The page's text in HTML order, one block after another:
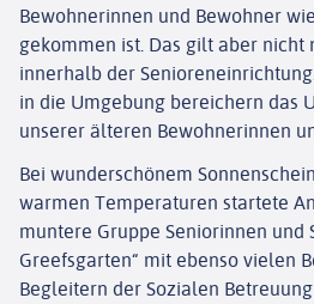
Bewohnerinnen und Bewohner
gekommen ist. Das gilt aber nicht
innerhalb der
in die Umgebung bereichern das
unserer älteren Bewohnerinnen
Bei wunderschönem
warmen Temperaturen startete
muntere Gruppe Seniorinnen und
Greefsgarten“ mit ebenso vielen
Begleitern der Sozialen